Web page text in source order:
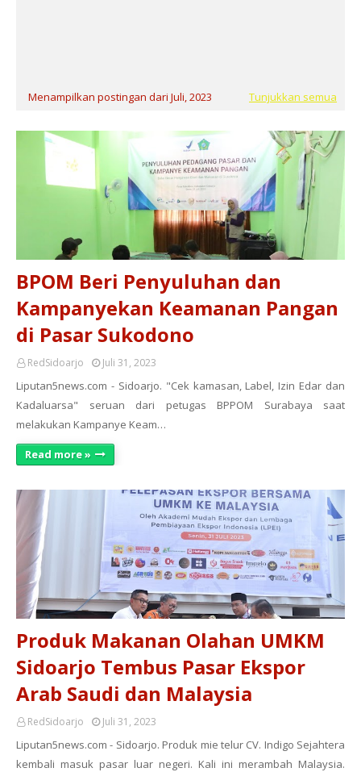
Menampilkan postingan dari Juli, 2023 Tunjukkan semua
BPOM Beri Penyuluhan dan
Kampanyekan Keamanan Pangan
di Pasar Sukodono
RedSidoarjo Juli 31, 2023
Liputan5news.com - Sidoarjo. "Cek kamasan, Label, Izin Edar dan
Kadaluarsa" seruan dari petugas BPPOM Surabaya saat
melakukan Kampanye Keam…
Read more »
Produk Makanan Olahan UMKM
Sidoarjo Tembus Pasar Ekspor
Arab Saudi dan Malaysia
RedSidoarjo Juli 31, 2023
Liputan5news.com - Sidoarjo. Produk mie telur CV. Indigo Sejahtera
kembali masuk pasar luar negeri. Kali ini merambah Malaysia.